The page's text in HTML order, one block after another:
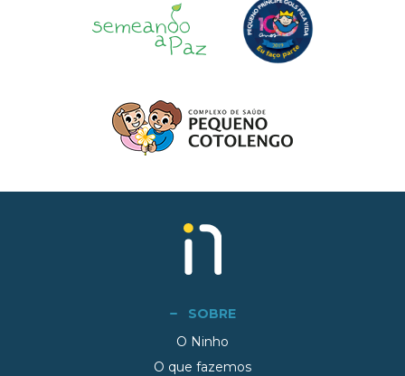
SOBRE
O Ninho
O que fazemos